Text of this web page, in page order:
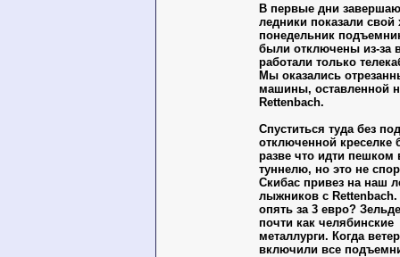
В первые дни
ледники показали свой
понедельник
были отключены из-за
работали только
Мы оказались
машины, оставленной
Rettenbach.
Спуститься туда без
отключенной креселке
разве что идти
туннелю, но это не
Скибас привез на наш
лыжников с Rettenbach.
опять за 3 евро?
почти как челябинские
металлурги. Когда
включили все